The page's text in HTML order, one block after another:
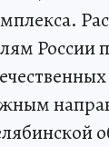
России